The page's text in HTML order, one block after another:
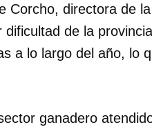
Corcho, directora de
de la
a lo largo del año, lo
ganadero